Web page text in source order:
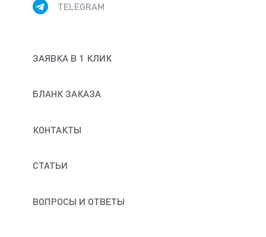
ЗАЯВКА В 1 КЛИК
БЛАНК ЗАКАЗА
КОНТАКТЫ
СТАТЬИ
ВОПРОСЫ И ОТВЕТЫ
TELEGRAM